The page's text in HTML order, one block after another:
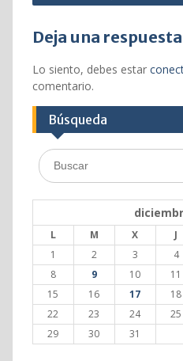
Deja una respuesta
Lo siento, debes estar
comentario.
Búsqueda
Buscar:
L M X J
1
2 3 4
8
9 10 11
15
16 17 18
22
23 24 25
29
30 31